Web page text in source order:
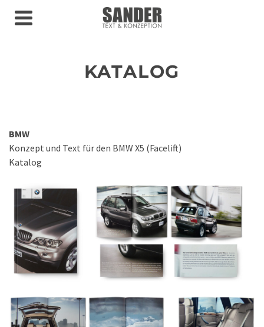
KATALOG
BMW
Konzept und Text für den BMW X5 (Facelift)
Katalog